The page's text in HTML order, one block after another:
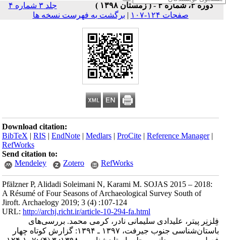
دوره ۳، شماره ۴ - ( زمستان ۱۳۹۸ )
جلد ۳ شماره ۴
صفحات ۱۲۴-۱۰۷
| برگشت به فهرست نسخه ها
Download citation:
BibTeX |RIS |EndNote |Medlars |ProCite |Reference Manager
RefWorks
Send citation to:
Mendeley
Zotero RefWorks
Pfälzner P, Alidadi Soleimani N, Karami M. SOJAS 2015 – 2018:
A Résumé of Four Seasons of Archaeological Survey South of
Jiroft. Archaelogy 2019; 3 (4) :107-124
URL:http://archj.richt.ir/article-10-294-fa.html
فِلزنِر پیتر، علیدادی سلیمانی نادر، کرمی محمد. بررسی‌های
باستان‌شناسی جنوب جیرفت، ۱۳۹۷ ـ ۱۳۹۴: گزارش کوتاه چهار